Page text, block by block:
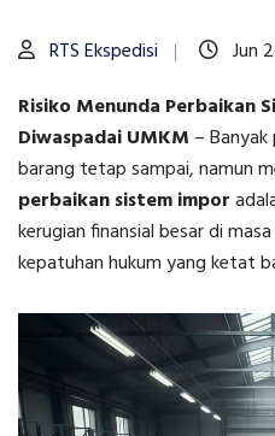
RTS Ekspedisi Jun
Risiko Menunda Perbaikan
Diwaspadai UMKM –Banyak
barang tetap sampai, namun
perbaikan sistem impor
kerugian finansial besar di
kepatuhan hukum yang ketat